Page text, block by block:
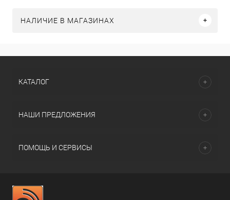
НАЛИЧИЕ В МАГАЗИНАХ
КАТАЛОГ
НАШИ ПРЕДЛОЖЕНИЯ
ПОМОЩЬ И СЕРВИСЫ